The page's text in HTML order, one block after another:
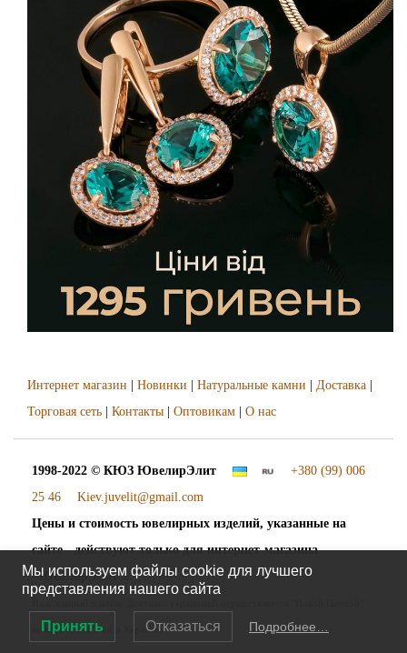
Интернет магазин Новинки Натуральные камни Доставка
Торговая сеть
Контакты Оптовикам О нас
1998-2022 © КЮЗ ЮвелирЭлит
+380 (99) 006
25 46
Kiev.juvelit@gmail.com
Цены и стоимость ювелирных изделий, указанные на
сайте - действуют только для интернет-магазина
"ЮвелирЭлит".
во все города и сёла Украины
Мы используем файлы cookie для лучшего
представления нашего сайта
Принять Отказаться Подробнее…